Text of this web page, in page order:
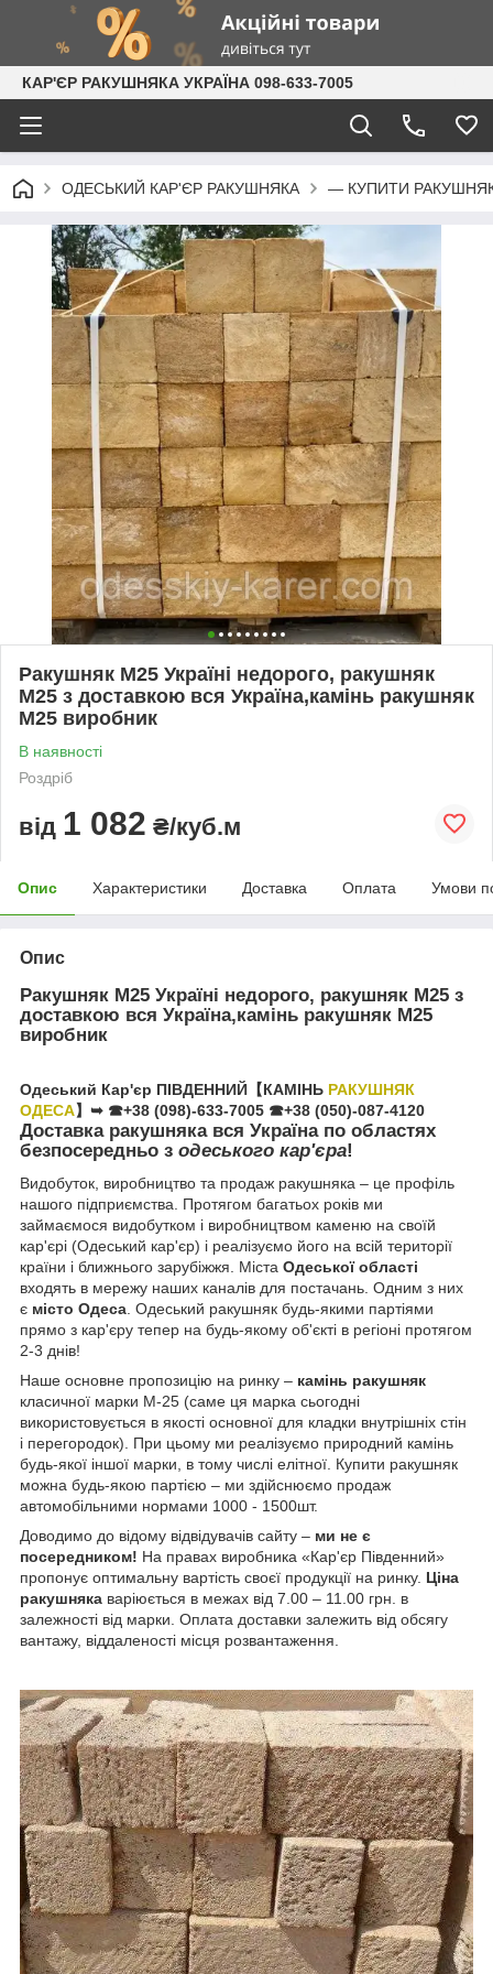
КАР'ЄР РАКУШНЯКА УКРАЇНА 098-633-7005
ОДЕСЬКИЙ КАР'ЄР РАКУШНЯКА — КУПИТИ РАКУШНЯК
Ракушняк М25 Україні недорого, ракушняк
М25 з доставкою вся Україна,камінь ракушняк
М25 виробник
В наявності
Роздріб
від 1 082 ₴/куб.м
Опис Характеристики Доставка Оплата Умови
Опис
Ракушняк М25 Україні недорого, ракушняк М25 з
доставкою вся Україна,камінь ракушняк М25
виробник
Одеський Кар'єр ПІВДЕННИЙ 【КАМІНЬ РАКУШНЯК
ОДЕСА】➥ ☎+38 (098)-633-7005 ☎+38 (050)-087-4120
Доставка ракушняка вся Україна по областях
безпосередньо з одеського кар'єра!
Видобуток, виробництво та продаж ракушняка – це профіль
нашого підприємства. Протягом багатьох років ми
займаємося видобутком і виробництвом каменю на своїй
кар'єрі (Одеський кар'єр) і реалізуємо його на всій території
країни і ближнього зарубіжжя. Міста Одеської області
входять в мережу наших каналів для постачань. Одним з них
є місто Одеса. Одеський ракушняк будь-якими партіями
прямо з кар'єру тепер на будь-якому об'єкті в регіоні протягом
2-3 днів!
Наше основне пропозицію на ринку – камінь ракушняк
класичної марки М-25 (саме ця марка сьогодні
використовується в якості основної для кладки внутрішніх стін
і перегородок). При цьому ми реалізуємо природний камінь
будь-якої іншої марки, в тому числі елітної. Купити ракушняк
можна будь-якою партією – ми здійснюємо продаж
автомобільними нормами 1000 - 1500шт.
Доводимо до відому відвідувачів сайту – ми не є
посередником! На правах виробника «Кар'єр Південний»
пропонує оптимальну вартість своєї продукції на ринку. Ціна
ракушняка варіюється в межах від 7.00 – 11.00 грн. в
залежності від марки. Оплата доставки залежить від обсягу
вантажу, віддаленості місця розвантаження.